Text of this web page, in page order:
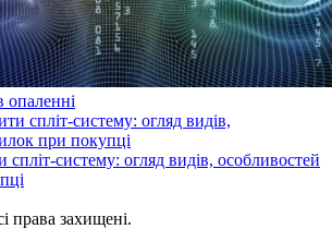
опаленні
систему: огляд видів, особливостей
права захищені.